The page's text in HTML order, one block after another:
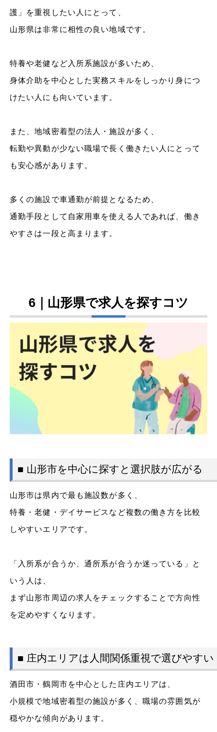
護」を重視したい人にとって、
山形県は非常に相性の良い地域です。
特養や老健など入所系施設が多いため、
身体介助を中心とした実務スキルをしっかり身につ
けたい人にも向いています。
また、地域密着型の法人・施設が多く、
転勤や異動が少ない職場で長く働きたい人にとって
も安心感があります。
多くの施設で車通勤が前提となるため、
通勤手段として自家用車を使える人であれば、働き
やすさは一段と高まります。
6｜山形県で求人を探すコツ
■ 山形市を中心に探すと選択肢が広がる
山形市は県内で最も施設数が多く、
特養・老健・デイサービスなど複数の働き方を比較
しやすいエリアです。
「入所系が合うか、通所系が合うか迷っている」と
いう人は、
まず山形市周辺の求人をチェックすることで方向性
を定めやすくなります。
■ 庄内エリアは人間関係重視で選びやすい
酒田市・鶴岡市を中心とした庄内エリアは、
小規模で地域密着型の施設が多く、職場の雰囲気が
穏やかな傾向があります。